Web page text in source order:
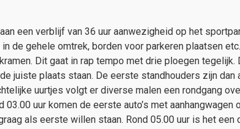
een verblijf van 36 uur aanwezigheid op het
de gehele omtrek, borden voor parkeren plaatsen
Dit gaat in rap tempo met drie ploegen tegelijk.
juiste plaats staan. De eerste standhouders zijn dan
uurtjes volgt er diverse malen een rondgang
uur komen de eerste auto’s met aanhangwagen
als eerste willen staan. Rond 05.00 uur is het een